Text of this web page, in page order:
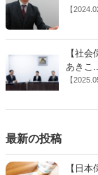
飯田市
受け、
【
た。本
【社
あきこ...
【
よいの
最新の投稿
【日